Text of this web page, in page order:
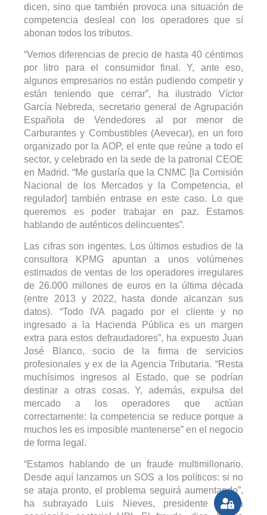
dicen, sino que también provoca una situación de
competencia desleal con los operadores que sí
abonan todos los tributos.
“Vemos diferencias de precio de hasta 40 céntimos
por litro para el consumidor final. Y, ante eso,
algunos empresarios no están pudiendo competir y
están teniendo que cerrar”, ha ilustrado Víctor
García Nebreda, secretario general de Agrupación
Española de Vendedores al por menor de
Carburantes y Combustibles (Aevecar), en un foro
organizado por la AOP, el ente que reúne a todo el
sector, y celebrado en la sede de la patronal CEOE
en Madrid. “Me gustaría que la CNMC [la Comisión
Nacional de los Mercados y la Competencia, el
regulador] también entrase en este caso. Lo que
queremos es poder trabajar en paz. Estamos
hablando de auténticos delincuentes”.
Las cifras son ingentes. Los últimos estudios de la
consultora KPMG apuntan a unos volúmenes
estimados de ventas de los operadores irregulares
de 26.000 millones de euros en la última década
(entre 2013 y 2022, hasta donde alcanzan sus
datos). “Todo IVA pagado por el cliente y no
ingresado a la Hacienda Pública es un margen
extra para estos defraudadores”, ha expuesto Juan
José Blanco, socio de la firma de servicios
profesionales y ex de la Agencia Tributaria. “Resta
muchísimos ingresos al Estado, que se podrían
destinar a otras cosas. Y, además, expulsa del
mercado a los operadores que actúan
correctamente: la competencia se reduce porque a
muchos les es imposible mantenerse” en el negocio
de forma legal.
“Estamos hablando de un fraude multimillonario.
Desde aquí lanzamos un SOS a los políticos: si no
se ataja pronto, el problema seguirá aumentando”,
ha subrayado Luis Nieves, presidente de la